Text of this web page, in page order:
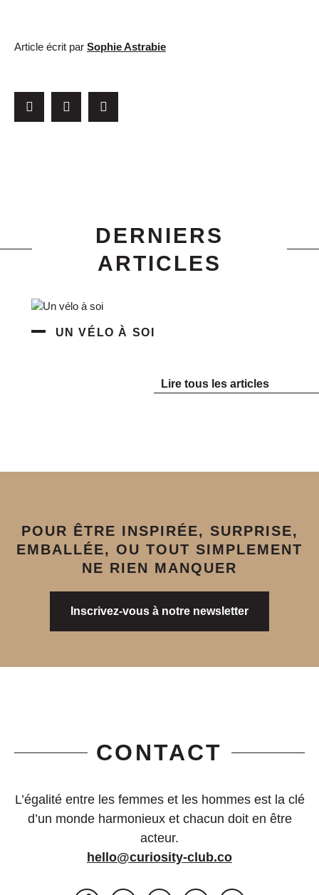
Article écrit par Sophie Astrabie
DERNIERS
ARTICLES
UN VÉLO À SOI
Lire tous les articles
POUR ÊTRE INSPIRÉE, SURPRISE,
EMBALLÉE, OU TOUT SIMPLEMENT
NE RIEN MANQUER
Inscrivez-vous à notre newsletter
CONTACT
L’égalité entre les femmes et les hommes est la clé
d’un monde harmonieux et chacun doit en être
acteur.
hello@curiosity-club.co